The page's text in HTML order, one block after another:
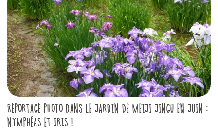
REPORTAGE PHOTO DANS LE JARDIN DE MEIJI JINGU EN JUIN :
NYMPHÉAS ET IRIS !